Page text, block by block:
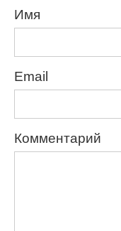
Имя
Email
Комментарий